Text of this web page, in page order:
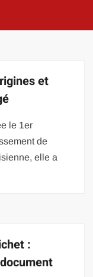
et
le 1er
de
elle a
: